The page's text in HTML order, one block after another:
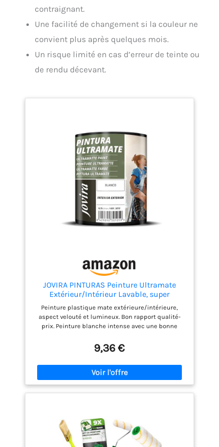
contraignant.
Une facilité de changement si la couleur ne
convient plus après quelques mois.
Un risque limité en cas d’erreur de teinte ou
de rendu décevant.
JOVIRA PINTURAS Peinture Ultramate
Extérieur/Intérieur Lavable, super
couvrant, blanc. (750 Millilitres, Blanc)
Peinture plastique mate extérieure/intérieure,
aspect velouté et lumineux. Bon rapport qualité-
prix. Peinture blanche intense avec une bonne
pour les travaux de peinture intérieure. Il est facile
à appliquer sur les murs et les plafonds. Dilution et
nettoyage Eau Rendement 7-9m2/L selon la surface
Séchage 1h Repeintures 4h Utilisation
Intérieur/extérieur Application Pinceau, rouleau,
pistolet Lavable Respirant à la vapeur d eau Blanc
eau à 5% et bien mélanger le produit avant
utilisation. Pour les surfaces très poreuses, diluer
la première couche à 20%. 2. éliminer l'ancienne
9,36 €